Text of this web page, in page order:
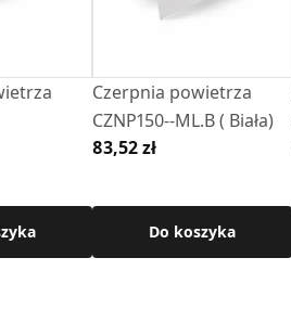
Czerpnia powietrza
CZNP150--ML.B ( Biała)
83,52 zł
Do koszyka